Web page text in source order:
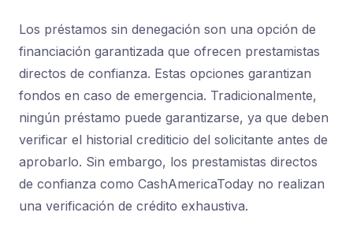
Los préstamos sin denegación son una opción de
financiación garantizada que ofrecen prestamistas
directos de confianza. Estas opciones garantizan
fondos en caso de emergencia. Tradicionalmente,
ningún préstamo puede garantizarse, ya que deben
verificar el historial crediticio del solicitante antes de
aprobarlo. Sin embargo, los prestamistas directos
de confianza como CashAmericaToday no realizan
una verificación de crédito exhaustiva.